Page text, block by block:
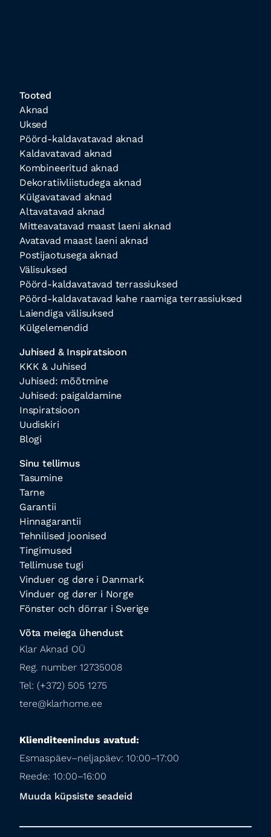
Tooted
Aknad
Uksed
Pöörd-kaldavatavad aknad
Kaldavatavad aknad
Kombineeritud aknad
Dekoratiivliistudega aknad
Külgavatavad aknad
Altavatavad aknad
Mitteavatavad maast laeni aknad
Avatavad maast laeni aknad
Postijaotusega aknad
Välisuksed
Pöörd-kaldavatavad terrassiuksed
Pöörd-kaldavatavad kahe raamiga terrassiuksed
Laiendiga välisuksed
Külgelemendid
Juhised & Inspiratsioon
KKK & Juhised
Juhised: mõõtmine
Juhised: paigaldamine
Inspiratsioon
Uudiskiri
Blogi
Sinu tellimus
Tasumine
Tarne
Garantii
Hinnagarantii
Tehnilised joonised
Tingimused
Tellimuse tugi
Vinduer og døre i Danmark
Vinduer og dører i Norge
Fönster och dörrar i Sverige
Võta meiega ühendust
Klar Aknad OÜ
Reg. number 12735008
Tel: (+372) 505 1275
tere@klarhome.ee
Klienditeenindus avatud:
Esmaspäev–neljapäev: 10:00–17:00
Reede: 10:00–16:00
Muuda küpsiste seadeid